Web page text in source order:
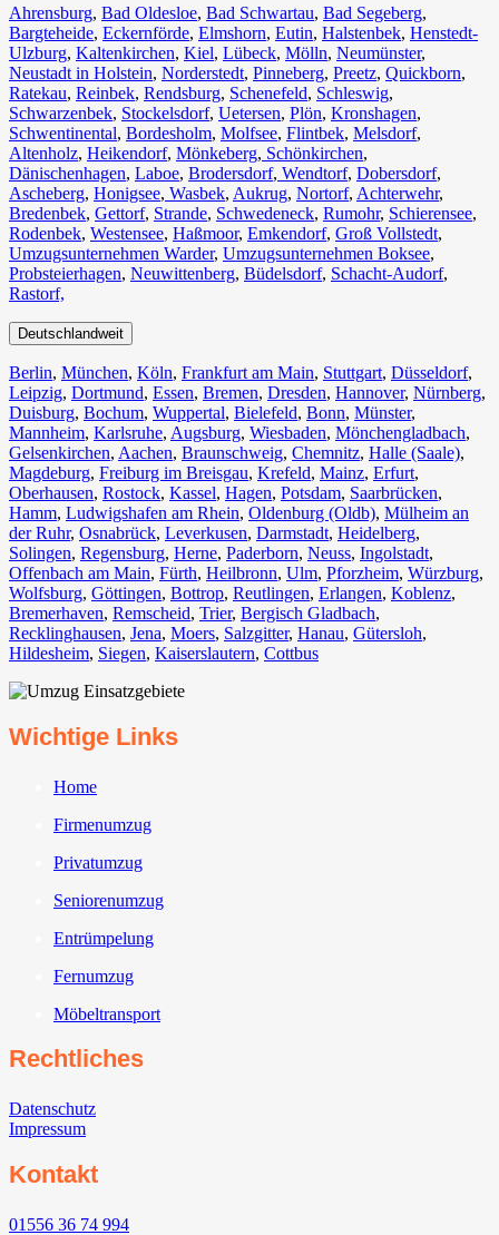
Ahrensburg, Bad Oldesloe, Bad Schwartau, Bad Segeberg,
Bargteheide, Eckernförde, Elmshorn, Eutin, Halstenbek, Henstedt-
Ulzburg, Kaltenkirchen, Kiel, Lübeck, Mölln, Neumünster,
Neustadt in Holstein, Norderstedt, Pinneberg, Preetz, Quickborn,
Ratekau, Reinbek, Rendsburg, Schenefeld, Schleswig,
Schwarzenbek, Stockelsdorf, Uetersen, Plön, Kronshagen,
Schwentinental, Bordesholm, Molfsee, Flintbek, Melsdorf,
Altenholz, Heikendorf, Mönkeberg, Schönkirchen,
Dänischenhagen, Laboe, Brodersdorf, Wendtorf, Dobersdorf,
Ascheberg, Honigsee, Wasbek, Aukrug, Nortorf, Achterwehr,
Bredenbek, Gettorf, Strande, Schwedeneck, Rumohr, Schierensee,
Rodenbek, Westensee, Haßmoor, Emkendorf, Groß Vollstedt,
Umzugsunternehmen Warder, Umzugsunternehmen Boksee,
Probsteierhagen, Neuwittenberg, Büdelsdorf, Schacht-Audorf,
Rastorf,
Deutschlandweit
Berlin⁠, München, Köln⁠, Frankfurt am Main, Stuttgart, Düsseldorf,
Leipzig, Dortmund, Essen, Bremen, Dresden, Hannover, Nürnberg,
Duisburg⁠, Bochum, Wuppertal⁠, Bielefeld⁠, Bonn⁠, Münster⁠,
Mannheim, Karlsruhe, Augsburg, Wiesbaden⁠, Mönchengladbach⁠,
Gelsenkirchen⁠, Aachen⁠, Braunschweig, Chemnitz⁠, Halle (Saale)⁠,
Magdeburg, Freiburg im Breisgau⁠, Krefeld⁠, Mainz⁠, Erfurt,
Oberhausen⁠, Rostock⁠, Kassel⁠, Hagen, Potsdam, Saarbrücken⁠,
Hamm, Ludwigshafen am Rhein⁠, Oldenburg (Oldb), Mülheim an
der Ruhr, Osnabrück⁠, Leverkusen, Darmstadt⁠, Heidelberg,
Solingen, Regensburg, Herne⁠, Paderborn, Neuss, Ingolstadt,
Offenbach am Main, Fürth⁠, Heilbronn, Ulm⁠, Pforzheim, Würzburg,
Wolfsburg⁠, Göttingen, Bottrop, Reutlingen, Erlangen⁠, Koblenz,
Bremerhaven⁠, Remscheid, Trier⁠, Bergisch Gladbach,
Recklinghausen, Jena⁠, Moers⁠, Salzgitter⁠, Hanau, Gütersloh,
Hildesheim⁠, Siegen⁠, Kaiserslautern⁠, Cottbus⁠
Wichtige Links
Home
Firmenumzug
Privatumzug
Seniorenumzug
Entrümpelung
Fernumzug
Möbeltransport
Rechtliches
Datenschutz
Impressum
Kontakt
01556 36 74 994